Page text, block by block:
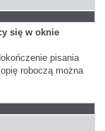
się w oknie
pisania
roboczą można